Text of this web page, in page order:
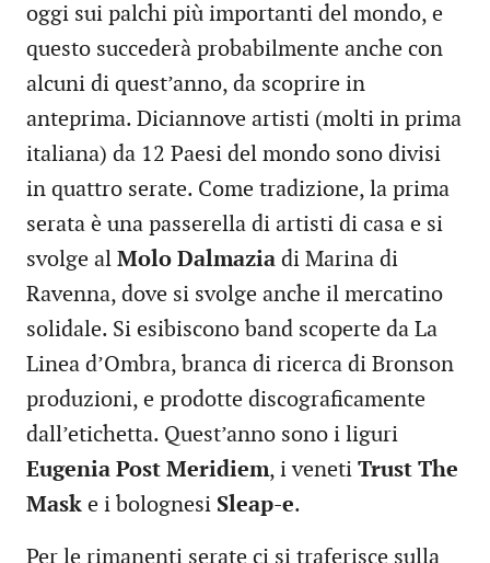
oggi sui palchi più importanti del mondo, e
questo succederà probabilmente anche con
alcuni di quest’anno, da scoprire in
anteprima. Diciannove artisti (molti in prima
italiana) da 12 Paesi del mondo sono divisi
in quattro serate. Come tradizione, la prima
serata è una passerella di artisti di casa e si
svolge al Molo Dalmazia di Marina di
Ravenna, dove si svolge anche il mercatino
solidale. Si esibiscono band scoperte da La
Linea d’Ombra, branca di ricerca di Bronson
produzioni, e prodotte discograficamente
dall’etichetta. Quest’anno sono i liguri
Eugenia Post Meridiem, i veneti Trust The
Mask e i bolognesi Sleap-e.